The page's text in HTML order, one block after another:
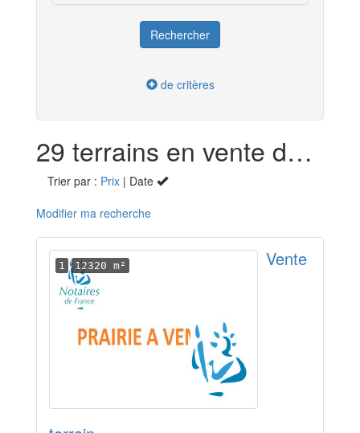
de critères
29 terrains en vente dans l'Orne (61)
Trier par : Prix | Date
Modifier ma recherche
1 12320 m² Vente